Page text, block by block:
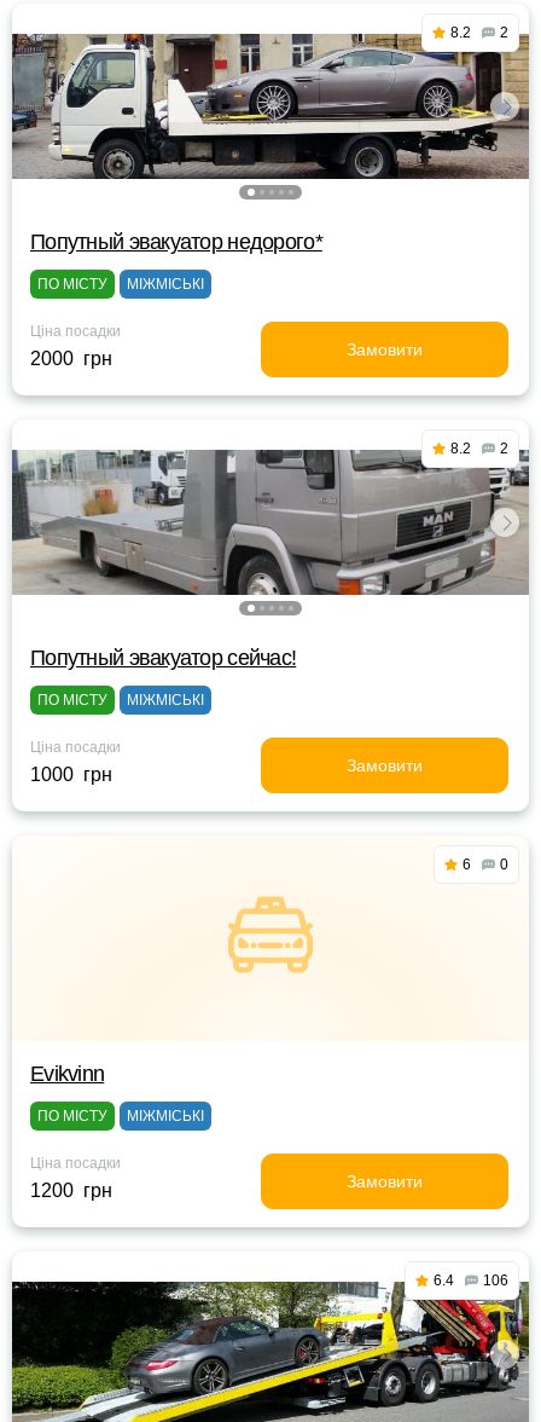
8.2 2
Попутный эвакуатор недорого*
ПО МІСТУ МІЖМІСЬКІ
Ціна посадки
2000 грн Замовити
8.2 2
Попутный эвакуатор сейчас!
ПО МІСТУ МІЖМІСЬКІ
Ціна посадки
1000 грн Замовити
6 0
Evikvinn
ПО МІСТУ МІЖМІСЬКІ
Ціна посадки
1200 грн Замовити
6.4 106